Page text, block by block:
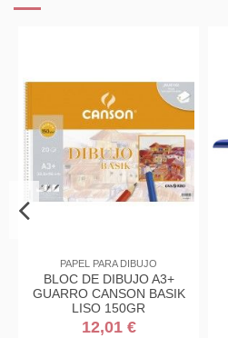
PAPEL PARA DIBUJO
BLOC DE DIBUJO A3+
GUARRO CANSON BASIK
LISO 150GR
12,01 €